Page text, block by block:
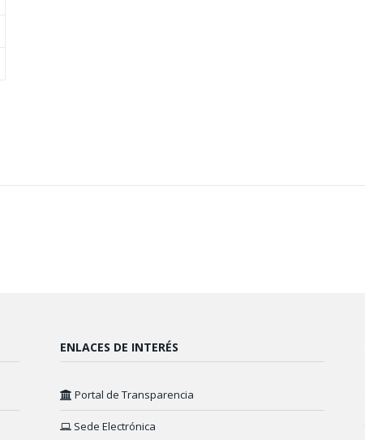
ENLACES DE INTERÉS
Portal de Transparencia
Sede Electrónica